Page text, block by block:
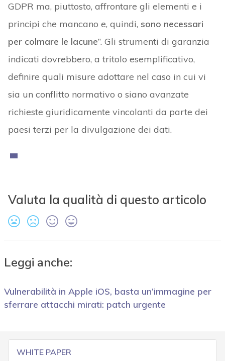
GDPR ma, piuttosto, affrontare gli elementi e i
principi che mancano e, quindi, sono necessari
per colmare le lacune”. Gli strumenti di garanzia
indicati dovrebbero, a tritolo esemplificativo,
definire quali misure adottare nel caso in cui vi
sia un conflitto normativo o siano avanzate
richieste giuridicamente vincolanti da parte dei
paesi terzi per la divulgazione dei dati.
Valuta la qualità di questo articolo
Leggi anche:
Vulnerabilità in Apple iOS, basta un’immagine per
sferrare attacchi mirati: patch urgente
WHITE PAPER